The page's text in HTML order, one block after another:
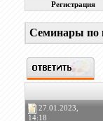
Регистрация
Семинары по
27.01.2023,
14:18